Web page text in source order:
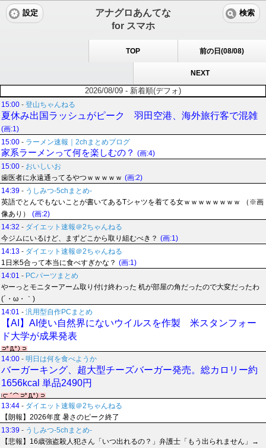
アナグロあんてな
for スマホ
設定 検索
TOP 前の日(08/08)
NEXT
2026/08/09 - 新着順(デフォ)
15:00 - 登山ちゃんねる
夏休み出国ラッシュがピーク 羽田空港、海外旅行客で混雑
(画:1)
15:00 - ラーメン速報｜2chまとめブログ
家系ラーメンって何を楽しむの？ (画:4)
15:00 - おいしいお
歯医者に永遠通ってるやつｗｗｗｗｗ (画:2)
14:39 - うしみつ-5chまとめ-
英語でとんでもないことが書いてあるTシャツを着てる女ｗｗｗｗｗｗｗｗ （※画
像あり）
(画:2)
14:32 - ダイエット速報＠2ちゃんねる
今ジムにいるけど、まずどこから取り組むべき？ (画:1)
14:13 - ダイエット速報＠2ちゃんねる
1日米5合って本当に食べすぎかな？ (画:1)
14:01 - PCパーツまとめ
やーっとモニターアーム取り付け終わった 机が部屋の角だったので大変だったわ
(´・ω・｀)
14:01 - 汎用型自作PCまとめ
【AI】AI使い自然界にないウイルスを作製 米スタンフォー
ド大学が成果発表
14:00 - 明日は何を食べようか
バーガーキング、超大型チーズバーガー発売。総カロリー約
1656kcal 単品2490円
13:44 - ダイエット速報＠2ちゃんねる
【朗報】2026年度 暑さのピーク終了
13:39 - うしみつ-5chまとめ-
【悲報】16歳強盗殺人犯さん「いつ出れるの？」弁護士「もう出られません」→